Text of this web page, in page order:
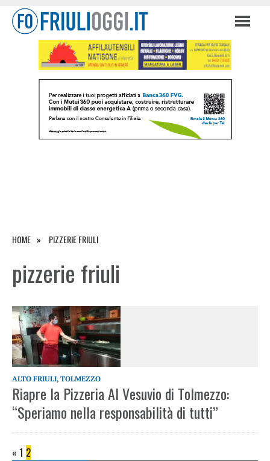
HOME PIZZERIE FRIULI
pizzerie friuli
ALTO FRIULI, TOLMEZZO
Riapre la Pizzeria Al Vesuvio di Tolmezzo:
“Speriamo nella responsabilità di tutti”
« 1 2